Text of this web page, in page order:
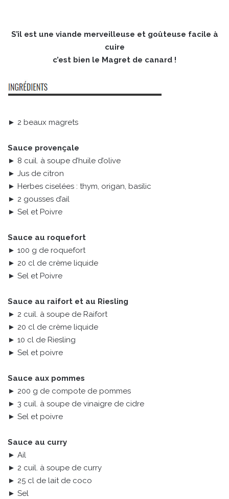
S’il est une viande merveilleuse et goûteuse facile à
cuire
c’est bien le Magret de canard !
► 2 beaux magrets
Sauce provençale
► 8 cuil. à soupe d’huile d’olive
► Jus de citron
► Herbes ciselées : thym, origan, basilic
► 2 gousses d’ail
► Sel et Poivre
Sauce au roquefort
► 100 g de roquefort
► 20 cl de crème liquide
► Sel et Poivre
Sauce au raifort et au Riesling
► 2 cuil. à soupe de Raifort
► 20 cl de crème liquide
► 10 cl de Riesling
► Sel et poivre
Sauce aux pommes
► 200 g de compote de pommes
► 3 cuil. à soupe de vinaigre de cidre
► Sel et poivre
Sauce au curry
► Ail
► 2 cuil. à soupe de curry
► 25 cl de lait de coco
► Sel